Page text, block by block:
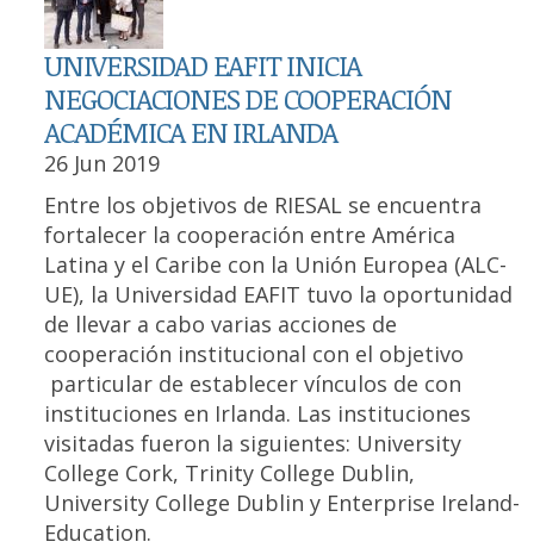
UNIVERSIDAD EAFIT INICIA
NEGOCIACIONES DE COOPERACIÓN
ACADÉMICA EN IRLANDA
26 Jun 2019
Entre los objetivos de RIESAL se encuentra
fortalecer la cooperación entre América
Latina y el Caribe con la Unión Europea (ALC-
UE), la Universidad EAFIT tuvo la oportunidad
de llevar a cabo varias acciones de
cooperación institucional con el objetivo
particular de establecer vínculos de con
instituciones en Irlanda. Las instituciones
visitadas fueron la siguientes: University
College Cork, Trinity College Dublin,
University College Dublin y Enterprise Ireland-
Education.